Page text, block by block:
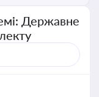
Державне